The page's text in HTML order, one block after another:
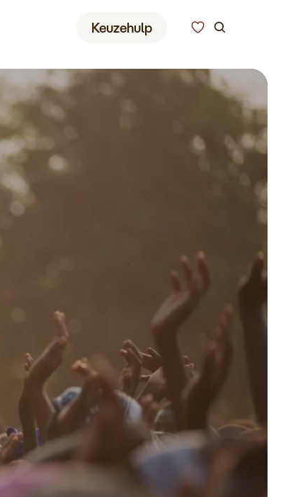
Keuzehulp
Alle bestemmingen
Type reizen
Bedrijfsreizen
Keuzehulp